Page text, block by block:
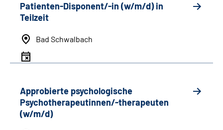
Patienten-Disponent/-in (w/m/d) in
Teilzeit
Bad Schwalbach
Approbierte psychologische
Psychotherapeutinnen/-therapeuten
(w/m/d)